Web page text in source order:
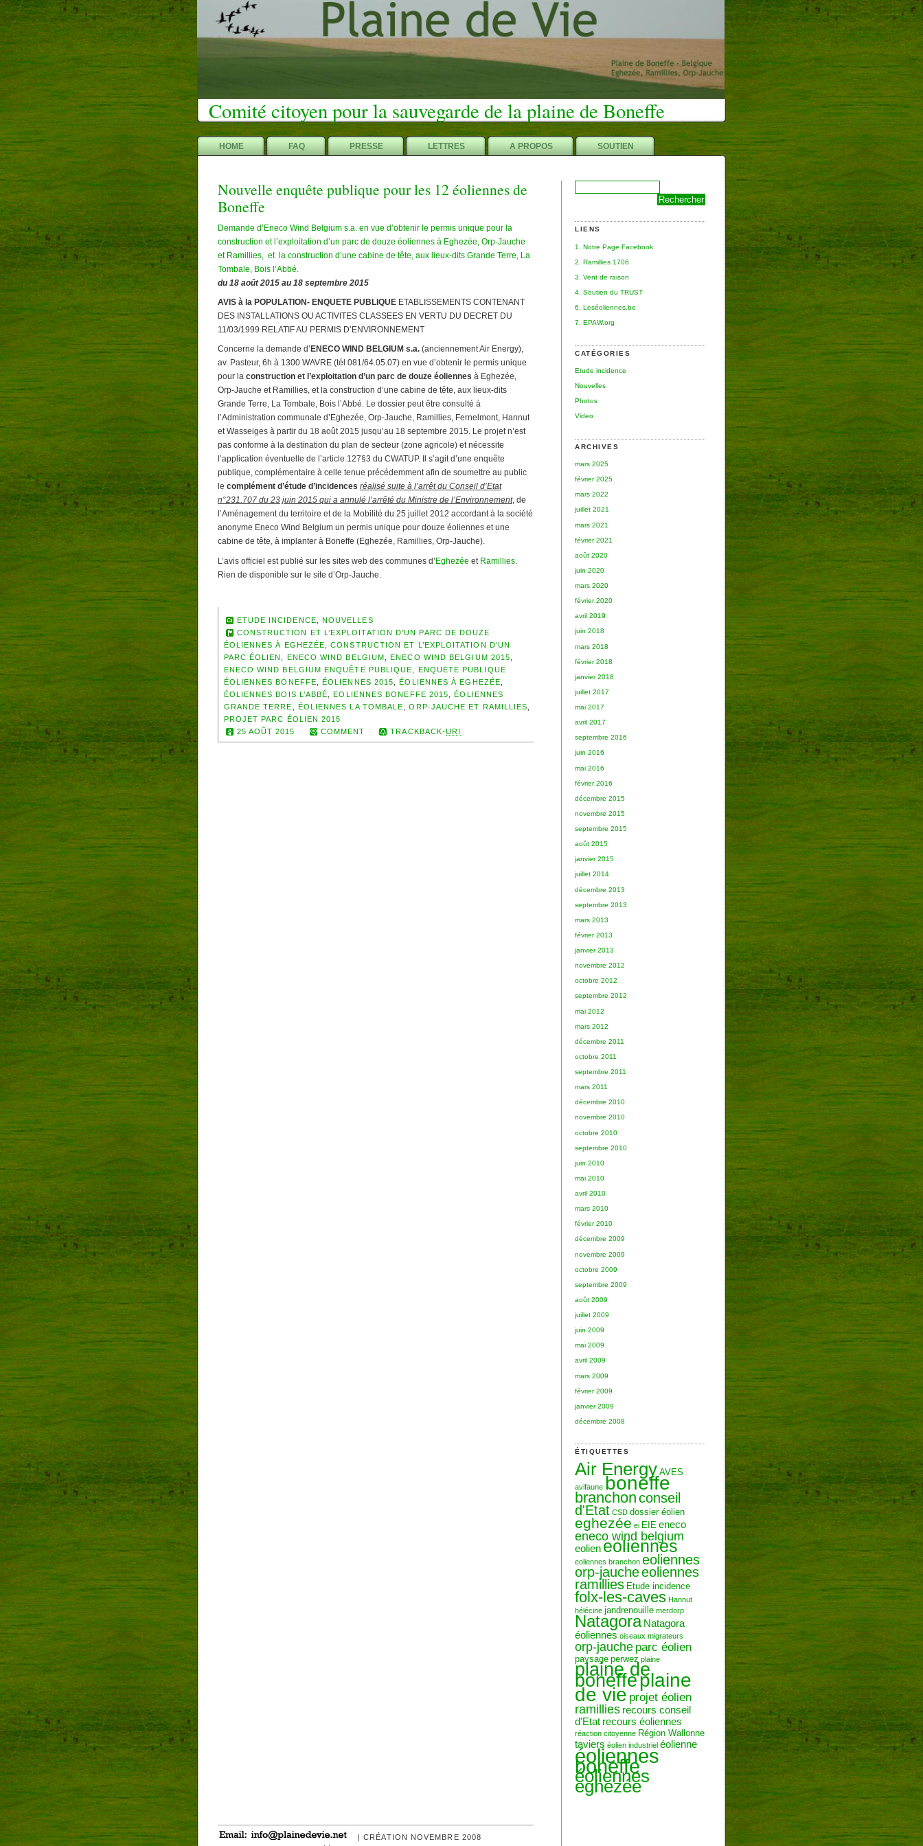
Comité citoyen pour la sauvegarde de la plaine de Boneffe
HOME FAQ PRESSE LETTRES A PROPOS SOUTIEN
LIENS
1. Notre Page Facebook
2. Ramillies 1706
3. Vent de raison
4. Soutien du TRUST
6. Leséoliennes.be
7. EPAW.org
CATÉGORIES
Etude incidence
Nouvelles
Photos
Video
ARCHIVES
mars 2025
février 2025
mars 2022
juillet 2021
mars 2021
février 2021
août 2020
juin 2020
mars 2020
février 2020
avril 2019
juin 2018
mars 2018
février 2018
janvier 2018
juillet 2017
mai 2017
avril 2017
septembre 2016
juin 2016
mai 2016
février 2016
décembre 2015
novembre 2015
septembre 2015
août 2015
janvier 2015
juillet 2014
décembre 2013
septembre 2013
mars 2013
février 2013
janvier 2013
novembre 2012
octobre 2012
septembre 2012
mai 2012
mars 2012
décembre 2011
octobre 2011
septembre 2011
mars 2011
décembre 2010
novembre 2010
octobre 2010
septembre 2010
juin 2010
mai 2010
avril 2010
mars 2010
février 2010
décembre 2009
novembre 2009
octobre 2009
septembre 2009
août 2009
juillet 2009
juin 2009
mai 2009
avril 2009
mars 2009
février 2009
janvier 2009
décembre 2008
ÉTIQUETTES
Air Energy AVES
avifaune boneffe
branchonconseil
d'Etat CSD dossier éolien
eghezée ei EIE eneco
eneco wind belgium
eolieneoliennes
eoliennes branchon eoliennes
orp-jaucheeoliennes
ramillies Etude incidence
folx-les-caves Hannut
hélécine jandrenouille merdorp
Natagora Natagora
éoliennes oiseaux migrateurs
orp-jauche parc éolien
paysage perwez plaine
plaine de
boneffeplaine
de vie projet éolien
ramillies recours conseil
d'Etat recours éoliennes
réaction citoyenne Région Wallonne
taviers éolien industriel éolienne
éoliennes
boneffe
éoliennes
eghezée
Nouvelle enquête publique pour les 12 éoliennes de
Boneffe
Demande d’Eneco Wind Belgium s.a. en vue d’obtenir le permis unique pour la
construction et l’exploitation d’un parc de douze éoliennes à Eghezée, Orp-Jauche
et Ramillies, et la construction d’une cabine de tête, aux lieux-dits Grande Terre, La
Tombale, Bois l’Abbé.
du 18 août 2015 au 18 septembre 2015
AVIS à la POPULATION- ENQUETE PUBLIQUE ETABLISSEMENTS CONTENANT
DES INSTALLATIONS OU ACTIVITES CLASSEES EN VERTU DU DECRET DU
11/03/1999 RELATIF AU PERMIS D’ENVIRONNEMENT
Concerne la demande d’ ENECO WIND BELGIUM s.a. (anciennement Air Energy),
av. Pasteur, 6h à 1300 WAVRE (tél 081/64.05.07) en vue d’obtenir le permis unique
pour la construction et l’exploitation d’un parc de douze éoliennes à Eghezée,
Orp-Jauche et Ramillies, et la construction d’une cabine de tête, aux lieux-dits
Grande Terre, La Tombale, Bois l’Abbé. Le dossier peut être consulté à
l’Administration communale d’Eghezée, Orp-Jauche, Ramillies, Fernelmont, Hannut
et Wasseiges à partir du 18 août 2015 jusqu’au 18 septembre 2015. Le projet n’est
pas conforme à la destination du plan de secteur (zone agricole) et nécessite
l’application éventuelle de l’article 127§3 du CWATUP. Il s’agit d’une enquête
publique, complémentaire à celle tenue précédemment afin de soumettre au public
le complément d’étude d’incidences réalisé suite à l’arrêt du Conseil d’Etat
n°231.707 du 23 juin 2015 qui a annulé l’arrêté du Ministre de l’Environnement, de
l’Aménagement du territoire et de la Mobilité du 25 juillet 2012 accordant à la société
anonyme Eneco Wind Belgium un permis unique pour douze éoliennes et une
cabine de tête, à implanter à Boneffe (Eghezée, Ramillies, Orp-Jauche).
L’avis officiel est publié sur les sites web des communes d’Eghezée et Ramillies
Rien de disponible sur le site d’Orp-Jauche.
ETUDE INCIDENCE
NOUVELLES
CONSTRUCTION ET L’EXPLOITATION D’UN PARC DE DOUZE
ÉOLIENNES À EGHEZÉE ,CONSTRUCTION ET L’EXPLOITATION D’UN
PARC ÉOLIEN
ENECO WIND BELGIUM ENECO WIND BELGIUM 2015
ENECO WIND BELGIUM ENQUÊTE PUBLIQUE
ENQUETE PUBLIQUE
ÉOLIENNES BONEFFE
ÉOLIENNES 2015 ÉOLIENNES À EGHEZÉE
ÉOLIENNES BOIS L’ABBÉ
EOLIENNES BONEFFE 2015
ÉOLIENNES
GRANDE TERRE
ÉOLIENNES LA TOMBALE ,ORP-JAUCHE ET RAMILLIES
PROJET PARC ÉOLIEN 2015
25 AOÛT 2015
COMMENT TRACKBACK-URI
| CRÉATION NOVEMBRE 2008